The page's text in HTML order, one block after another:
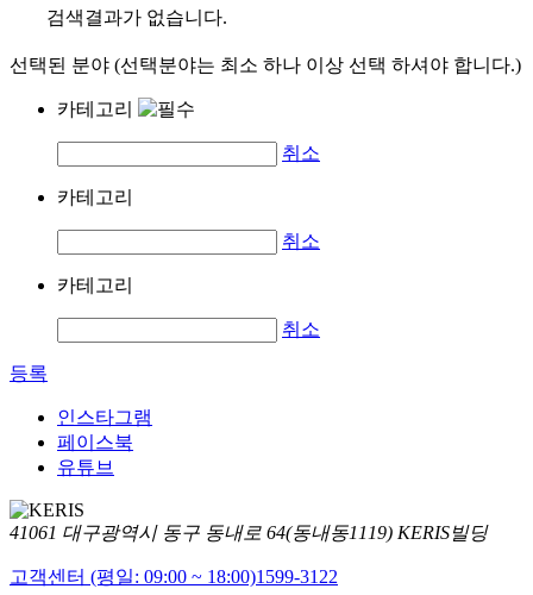
검색결과가 없습니다.
선택된 분야 (선택분야는 최소 하나 이상 선택 하셔야 합니다.)
카테고리
취소
카테고리
취소
카테고리
취소
등록
인스타그램
페이스북
유튜브
41061 대구광역시 동구 동내로 64(동내동1119) KERIS빌딩
고객센터 (평일: 09:00 ~ 18:00)1599-3122